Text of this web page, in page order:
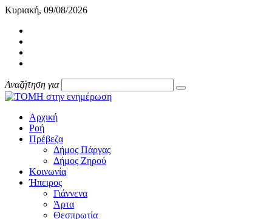
Κυριακή, 09/08/2026
Αναζήτηση για
Αρχική
Ροή
Πρέβεζα
Δήμος Πάργας
Δήμος Ζηρού
Κοινωνία
Ήπειρος
Γιάννενα
Άρτα
Θεσπρωτία